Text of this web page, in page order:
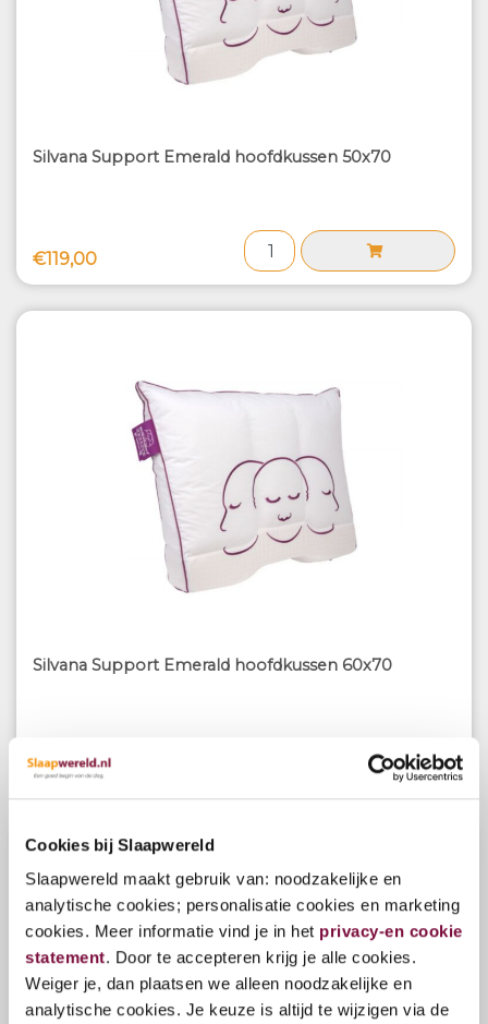
Cookies bij Slaapwereld
Slaapwereld maakt gebruik van: noodzakelijke en
analytische cookies; personalisatie cookies en marketing
cookies. Meer informatie vind je in het privacy-en cookie
statement. Door te accepteren krijg je alle cookies.
Weiger je, dan plaatsen we alleen noodzakelijke en
analytische cookies. Je keuze is altijd te wijzigen via de
Silvana Support Emerald hoofdkussen 50x70
€119,00
Silvana Support Emerald hoofdkussen 60x70
€119,00